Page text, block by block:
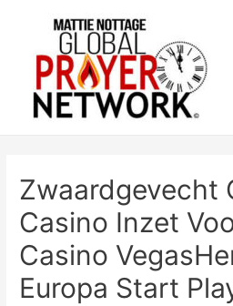
Zwaardgevecht
Casino Inzet
Casino
Europa Start